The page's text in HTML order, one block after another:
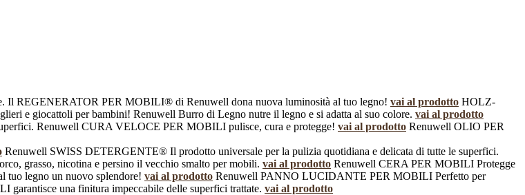
Il REGENERATOR PER MOBILI® di Renuwell dona nuova luminosità al tuo legno! vai al prodotto HOLZ-
e giocattoli per bambini! Renuwell Burro di Legno nutre il legno e si adatta al suo colore. vai al prodotto
Renuwell CURA VELOCE PER MOBILI pulisce, cura e protegge! vai al prodotto Renuwell OLIO PER
Renuwell SWISS DETERGENTE® Il prodotto universale per la pulizia quotidiana e delicata di tutte le superfici.
grasso, nicotina e persino il vecchio smalto per mobili. vai al prodotto Renuwell CERA PER MOBILI Protegge
tuo legno un nuovo splendore! vai al prodotto Renuwell PANNO LUCIDANTE PER MOBILI Perfetto per
una finitura impeccabile delle superfici trattate. vai al prodotto